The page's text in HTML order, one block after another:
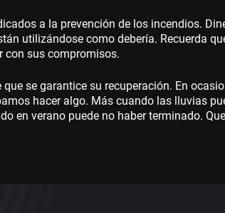
a la prevención de los incendios.
utilizándose como debería. Recuerda
con sus compromisos.
se garantice su recuperación. En
hacer algo. Más cuando las lluvias
en verano puede no haber terminado.